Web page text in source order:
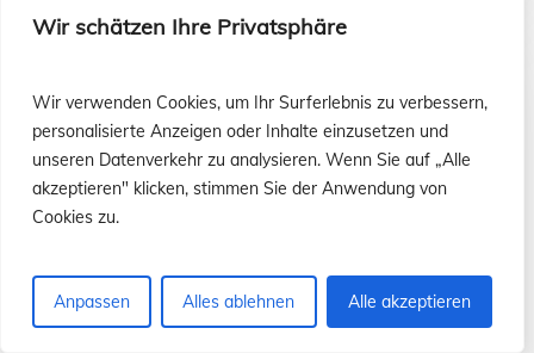
Wir schätzen Ihre Privatsphäre
Wir verwenden Cookies, um Ihr Surferlebnis zu verbessern,
personalisierte Anzeigen oder Inhalte einzusetzen und
unseren Datenverkehr zu analysieren. Wenn Sie auf „Alle
akzeptieren" klicken, stimmen Sie der Anwendung von
Cookies zu.
Anpassen Alles ablehnen Alle akzeptieren
Evangelium
26.
Juli